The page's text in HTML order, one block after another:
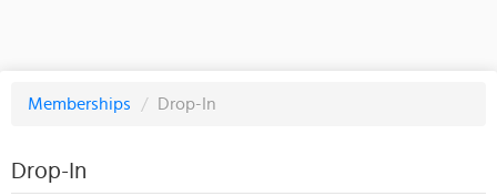
Memberships / Drop-In
Drop-In